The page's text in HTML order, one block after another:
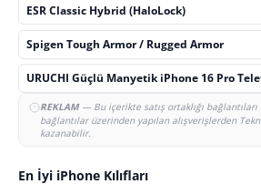
ESR Classic Hybrid (HaloLock)
Spigen Tough Armor / Rugged Armor
URUCHI Güçlü Manyetik iPhone 16 Pro
REKLAM— Bu içerikte satış ortaklığı bağlantıları
bağlantılar üzerinden yapılan alışverişlerden
kazanabilir.
En İyi iPhone Kılıfları